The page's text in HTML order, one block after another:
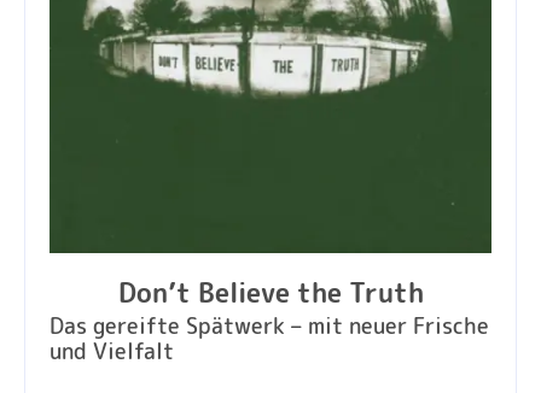
Don’t Believe the Truth
Das gereifte Spätwerk – mit neuer Frische
und Vielfalt